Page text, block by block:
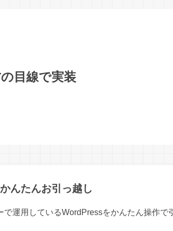
目線で実装
んたんお引っ越し
で運用しているWordPressをかんたん操作で引